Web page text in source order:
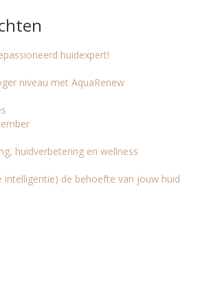
huidexpert!
niveau met AquaRenew
huidverbetering en wellness
intelligentie) de behoefte van jouw huid